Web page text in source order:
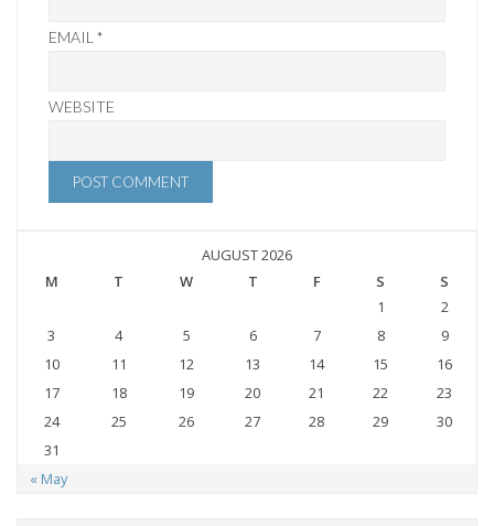
EMAIL *
WEBSITE
AUGUST 2026
M
T W T F S S
« May
1
2
3
4 5 6 7 8
9
10
11 12 13 14 15
16
17
18 19 20 21 22
23
24
25 26 27 28 29
30
31